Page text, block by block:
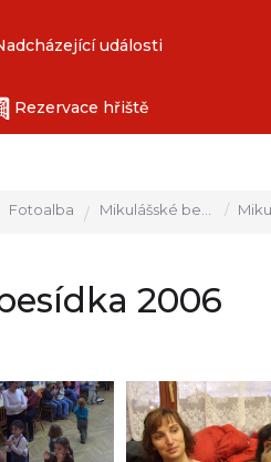
události
Rezervace hřiště
Fotoalba
2006